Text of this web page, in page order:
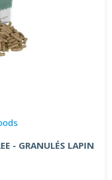
- GRANULÉS LAPIN